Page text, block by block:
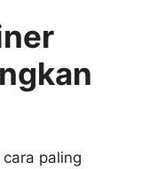
paling